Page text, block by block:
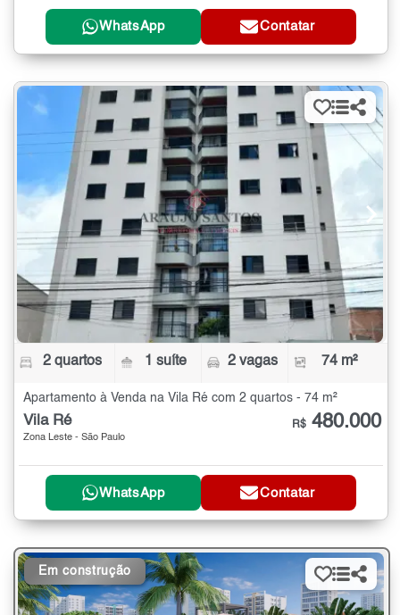
WhatsApp Contatar
2 quartos 1 suíte 2 vagas 74 m²
Apartamento à Venda na Vila Ré com 2 quartos - 74 m²
Vila Ré
Zona Leste - São Paulo
R$ 480.000
WhatsApp Contatar
Em construção